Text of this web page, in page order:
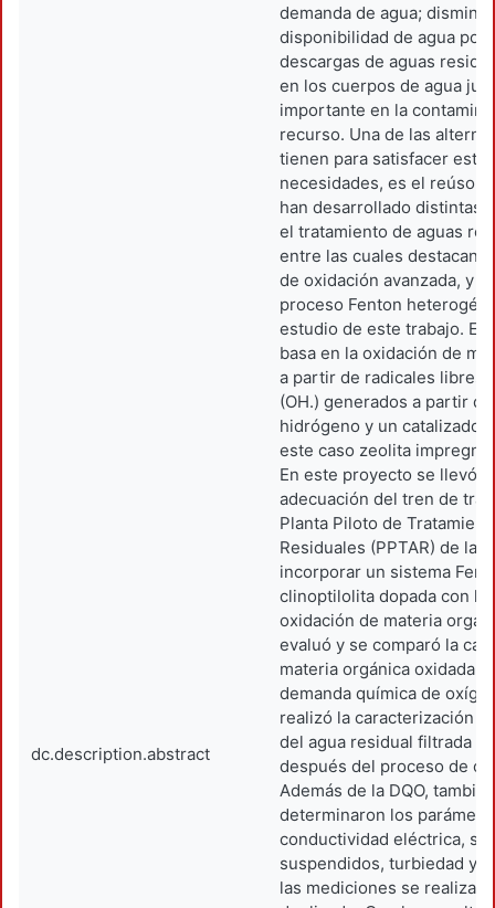
dc.description.abstract
demanda de agua;
disponibilidad de agua por
descargas de aguas
en los cuerpos de agua
importante en la
recurso. Una de las
tienen para satisfacer estas
necesidades, es el reúso
han desarrollado distintas
el tratamiento de aguas
entre las cuales destacan
de oxidación avanzada, y
proceso Fenton
estudio de este trabajo.
basa en la oxidación de
a partir de radicales libres
(OH.) generados a partir
hidrógeno y un catalizador
este caso zeolita
En este proyecto se llevó a
adecuación del tren de
Planta Piloto de
Residuales (PPTAR) de la
incorporar un sistema
clinoptilolita dopada con
oxidación de materia
evaluó y se comparó la
materia orgánica oxidada,
demanda química de
realizó la caracterización
del agua residual filtrada
después del proceso de
Además de la DQO,
determinaron los
conductividad eléctrica,
suspendidos, turbiedad y
las mediciones se